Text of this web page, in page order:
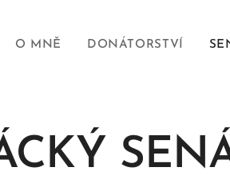
O MNĚ DONÁTORSTVÍ